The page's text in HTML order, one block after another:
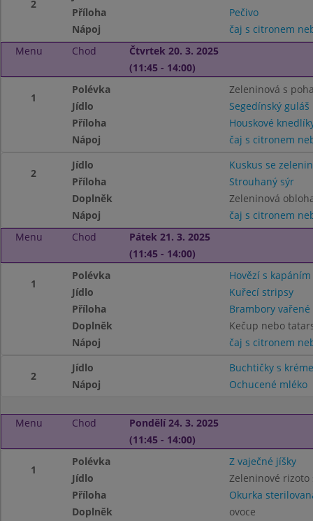
2
Příloha
Pečivo
Nápoj
čaj s citronem
Menu
Chod
Čtvrtek 20. 3. 2025
(11:45 - 14:00)
1
Polévka
Zeleninová s
Jídlo
Segedínský guláš
Příloha
Houskové
Nápoj
čaj s citronem
2
Jídlo
Kuskus se
Příloha
Strouhaný sýr
Doplněk
Zeleninová
Nápoj
čaj s citronem
Menu
Chod
Pátek 21. 3. 2025
(11:45 - 14:00)
1
Polévka
Hovězí s kapáním
Jídlo
Kuřecí stripsy
Příloha
Brambory vařené
Doplněk
Kečup nebo
Nápoj
čaj s citronem
2
Jídlo
Buchtičky s
Nápoj
Ochucené mléko
Menu Chod
Pondělí 24. 3. 2025
(11:45 - 14:00)
1
Polévka
Z vaječné jíšky
Jídlo
Zeleninové rizoto
Příloha
Okurka
Doplněk
ovoce